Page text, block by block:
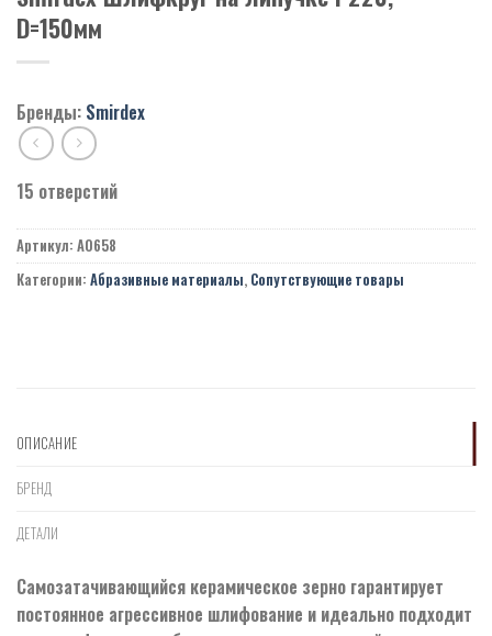
D=150мм
Бренды: Smirdex
15 отверстий
Артикул: A0658
Категории: Абразивные материалы, Сопутствующие товары
ОПИСАНИЕ
БРЕНД
ДЕТАЛИ
Самозатачивающийся керамическое зерно гарантирует
постоянное агрессивное шлифование и идеально подходит